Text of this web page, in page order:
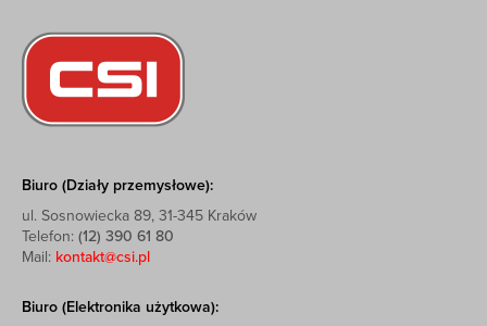
Biuro (Działy przemysłowe):
ul. Sosnowiecka 89, 31-345 Kraków
Telefon: (12) 390 61 80
Mail: kontakt@csi.pl
Biuro (Elektronika użytkowa):